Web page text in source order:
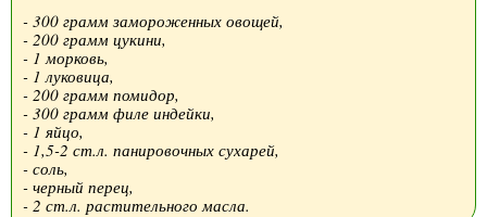
- 300 грамм замороженных овощей,
- 200 грамм цукини,
- 1 морковь,
- 1 луковица,
- 200 грамм помидор,
- 300 грамм филе индейки,
- 1 яйцо,
- 1,5-2 ст.л. панировочных сухарей,
- соль,
- черный перец,
- 2 ст.л. растительного масла.